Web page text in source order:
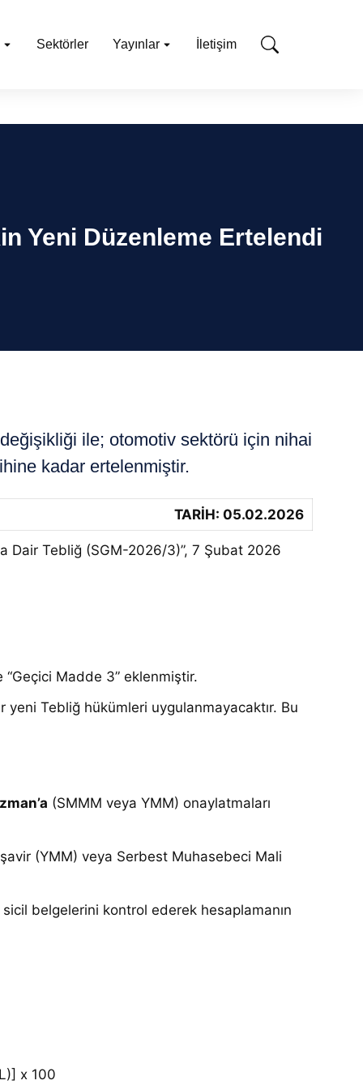
Sektörler Yayınlar İletişim
Yeni Düzenleme Ertelendi
ile; otomotiv sektörü için nihai
kadar ertelenmiştir.
TARİH: 05.02.2026
Dair Tebliğ (SGM-2026/3)”, 7 Şubat 2026
Madde 3” eklenmiştir.
yeni Tebliğ hükümleri uygulanmayacaktır. Bu
(SMMM veya YMM) onaylatmaları
(YMM) veya Serbest Muhasebeci Mali
belgelerini kontrol ederek hesaplamanın
x 100